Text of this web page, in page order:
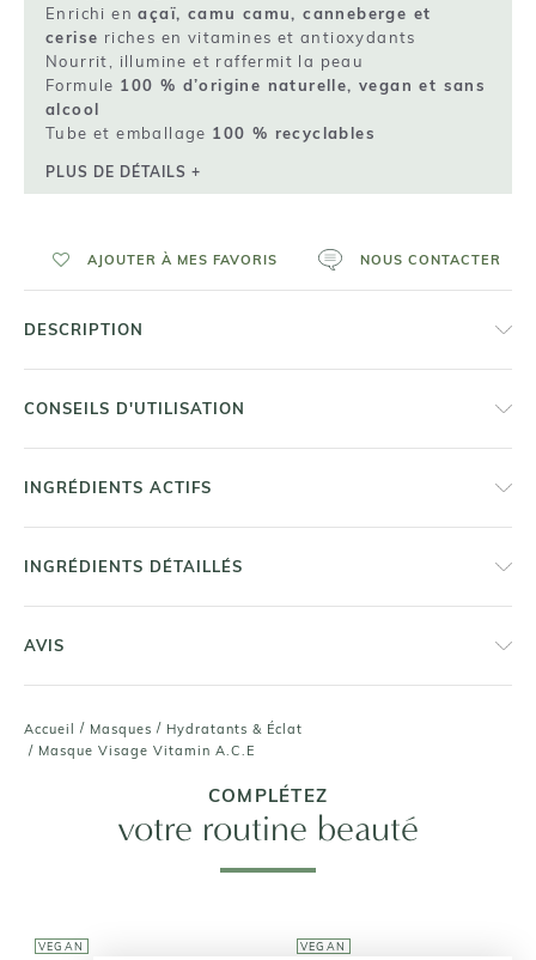
Accueil / Masques / Hydratants & Éclat
/ Masque Visage Vitamin A.C.E
Enrichi enaçaï, camu camu, canneberge et
cerise riches en vitamines et antioxydants
Nourrit, illumine et raffermit la peau
Formule 100 % d’origine naturelle, vegan et sans
alcool
Tube et emballage 100 % recyclables
PLUS DE DÉTAILS +
AJOUTER À MES FAVORIS NOUS CONTACTER
DESCRIPTION
CONSEILS D'UTILISATION
INGRÉDIENTS ACTIFS
INGRÉDIENTS DÉTAILLÉS
AVIS
COMPLÉTEZ
votre routine beauté
VEGAN VEGAN